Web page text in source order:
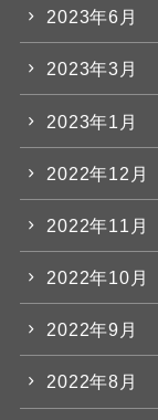
2023年6月
2023年3月
2023年1月
2022年12月
2022年11月
2022年10月
2022年9月
2022年8月